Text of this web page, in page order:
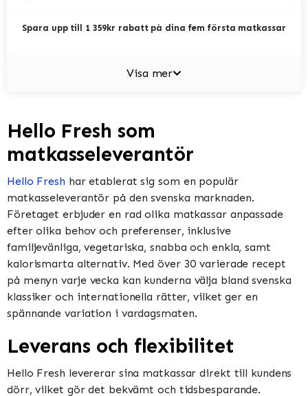
Spara upp till 1 359kr rabatt på dina fem första matkassar
Visa mer
Hello Fresh som
matkasseleverantör
Hello Fresh har etablerat sig som en populär
matkasseleverantör på den svenska marknaden.
Företaget erbjuder en rad olika matkassar anpassade
efter olika behov och preferenser, inklusive
familjevänliga, vegetariska, snabba och enkla, samt
kalorismarta alternativ. Med över 30 varierade recept
på menyn varje vecka kan kunderna välja bland svenska
klassiker och internationella rätter, vilket ger en
spännande variation i vardagsmaten.
Leverans och flexibilitet
Hello Fresh levererar sina matkassar direkt till kundens
dörr, vilket gör det bekvämt och tidsbesparande.